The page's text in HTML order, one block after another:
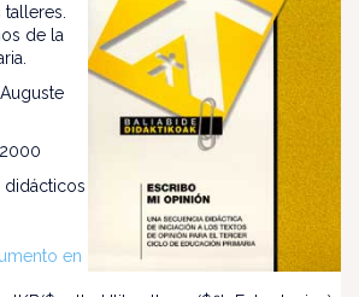
de la
didácticos
en